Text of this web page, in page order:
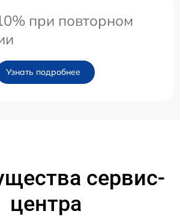
при повторном
Узнать подробнее
сервис-
центра